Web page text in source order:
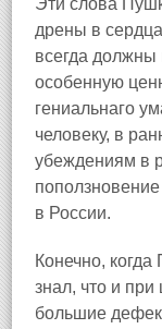
Эти слова
дрены в
всегда
особенную
гениальнаго
человеку, в
убеждениям в
в России.
Конечно,
знал, что и
большие